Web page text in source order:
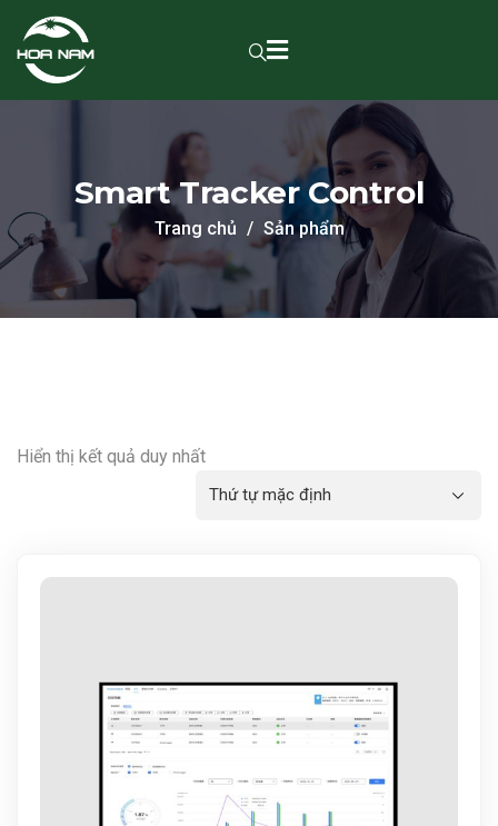
Smart Tracker Control
Trang chủ Sản phẩm
Hiển thị kết quả duy nhất